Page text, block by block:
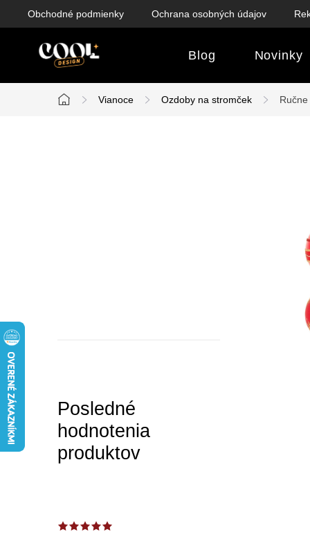
Obchodné podmienky Ochrana osobných údajov
Blog Novinky
Domov
Vianoce Ozdoby na stromček
lPosledné
hodnotenia
produktov